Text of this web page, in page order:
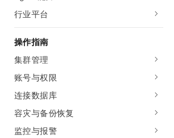
行业平台
操作指南
集群管理
账号与权限
连接数据库
容灾与备份恢复
监控与报警
安全
数据库
大数据计算
媒体服务
企业服务与云通信
网络
上云与迁云
企业出海
政企业务